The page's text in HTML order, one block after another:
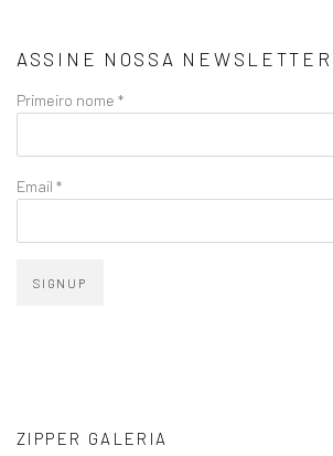
ASSINE NOSSA NEWSLETTER
Primeiro nome *
Email *
SIGNUP
ZIPPER GALERIA